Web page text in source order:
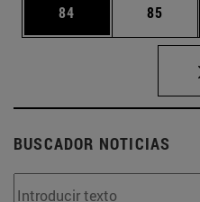
Página
84 Página
85
BUSCADOR NOTICIAS